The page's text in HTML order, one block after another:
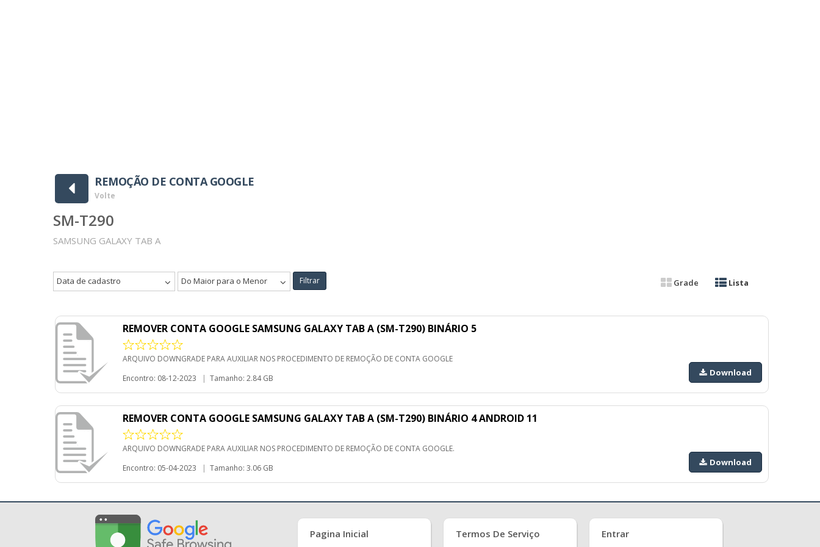
REMOÇÃO DE CONTA GOOGLE
Volte
SM-T290
SAMSUNG GALAXY TAB A
Data de cadastro Do Maior para o Menor Filtrar Grade Lista
REMOVER CONTA GOOGLE SAMSUNG GALAXY TAB A (SM-T290) BINÁRIO 5
ARQUIVO DOWNGRADE PARA AUXILIAR NOS PROCEDIMENTO DE REMOÇÃO DE CONTA GOOGLE
Encontro: 08-12-2023
| Tamanho: 2.84 GB
Download
REMOVER CONTA GOOGLE SAMSUNG GALAXY TAB A (SM-T290) BINÁRIO 4 ANDROID 11
ARQUIVO DOWNGRADE PARA AUXILIAR NOS PROCEDIMENTO DE REMOÇÃO DE CONTA GOOGLE.
Encontro: 05-04-2023
| Tamanho: 3.06 GB
Download
Pagina Inicial Termos De Serviço Entrar